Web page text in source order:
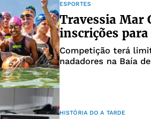
ESPORTES
Travessia Mar
inscrições
Competição terá
nadadores na Baía
HISTÓRIA DO A TARDE